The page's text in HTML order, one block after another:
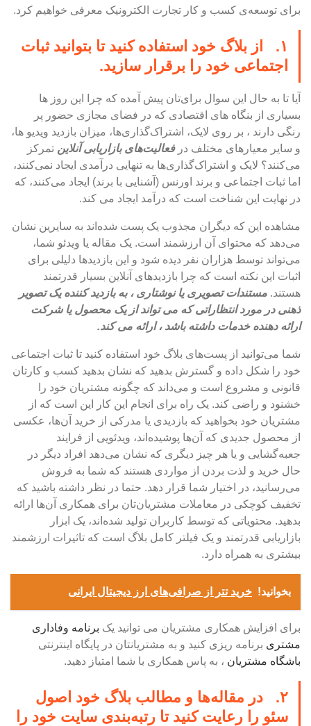
برای توسعه‌ی کسب و کار تجارت الکترونیک معرفی خواهیم کرد.
۱. از بلاگ خود استفاده کنید تا بتوانید ثبات
اجتماعی خود را برقرار سازید.
آیا تا به حال این سوال برای‌تان پیش آمده که چرا این روز ها
بسیاری از بنگاه های اقتصادی که در فضای مجازی حضور پر
رنگی دارند ، بر روی لایک، اشتراک‌گذاری‌ها، میزان بازدید ویدیو ها،
و سایر معیارهای مختلف درفعالیت‌های بازاریابی آنلاین تمرکز
می‌کنند؟ لایک و اشتراک‌گذاری‌ها به تنهایی درآمدی ایجاد نمی‌کنند،
اما ثبات اجتماعی و برند اورنس (آشنایی با برند) ایجاد می‌کنند، که
در نهایت این شناخت است که درآمد ایجاد می کند.
مشاهده این که دیگران مجذوب یک پست شده‌اند به سایرین نشان
می‌دهد که محتوای آن ارزشمند است. یک مقاله یا ویدئو شما،
می‌تواند توسط هزاران نفر دیده شود و این بازدیدها دلیلی برای
اثبات این نکته است که چرا بازدیدهای آنلاین بسیار قدرتمند
هستند. مستندات تصویری یا نوشتاری ، به بازدید کننده یک تصویر
ذهنی در مورد انتظاراتی که می تواند از یک محصول یا شرکت
ارائه دهنده خدمات داشته باشد ، ارائه می کند.
شما می‌توانید از پست‌های بلاگ خود استفاده کنید تا ثبات اجتماعی
خود را شکل داده و گسترش بدهید که نشان بدهید کسب ‌و کارتان
قانونی و مشروع است و می‌داند که چگونه مشتریان خود را
خشنود و راضی کند. یک راه برای انجام این کار این است که از
مشتریان خود بخواهید که بازدیدی یا مدرکی از خرید آن‌ها، عکسی
از محصول جدیدی که آن‌ها پوشیده‌اند، ویدئویی از فرایند
جعبه‌گشایی و یا هر چیز دیگری که نشان می‌دهد افراد دیگر در
حال خرید و لذت بردن از مواردی هستند که شما به فروش
می‌رسانید، در اختیار شما قرار دهد. حتما در نظر داشته باشید که
تخفیف کوچکی در معاملات مشتریان‌تان برای همکاری آن‌ها ارائه
بدهید. محتویاتی که توسط کاربران تولید شده‌اند، یک ابزار
بازاریابی قدرتمند و یک فیلتر کامل بلاگ است که تاثیرات ارزشمند
بیشتری به همراه دارد.
بخوانید! خرید تتر از صرافی‌های ارز دیجیتال ایرانی
برای افزایش همکاری مشتریان می توانید یک برنامه وفاداری
مشتری برنامه ریزی کنید و به مشتریانتان در پایگاه اینترنتی
باشگاه مشتریان ، به پاس همکاری با شما امتیاز دهید.
۲. در مقاله‌ها و مطالب بلاگ خود اصول
سئو را رعایت کنید تا رتبه‌بندی سایت خود را